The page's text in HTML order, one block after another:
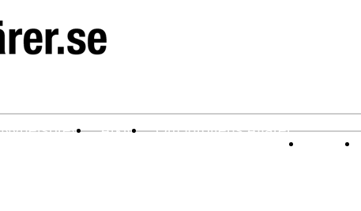
Nyhetsbrev Arkiv Om Idrottens Affärer